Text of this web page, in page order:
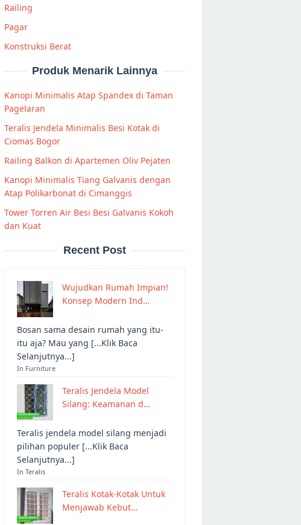
Railing
Pagar
Konstruksi Berat
Produk Menarik Lainnya
Kanopi Minimalis Atap Spandex di Taman
Pagelaran
Teralis Jendela Minimalis Besi Kotak di
Ciomas Bogor
Railing Balkon di Apartemen Oliv Pejaten
Kanopi Minimalis Tiang Galvanis dengan
Atap Polikarbonat di Cimanggis
Tower Torren Air Besi Besi Galvanis Kokoh
dan Kuat
Recent Post
Wujudkan Rumah Impian!
Konsep Modern Ind…
Bosan sama desain rumah yang itu-
itu aja? Mau yang [...Klik Baca
Selanjutnya...]
In Furniture
Teralis Jendela Model
Silang: Keamanan d…
Teralis jendela model silang menjadi
pilihan populer [...Klik Baca
Selanjutnya...]
In Teralis
Teralis Kotak-Kotak Untuk
Menjawab Kebut…